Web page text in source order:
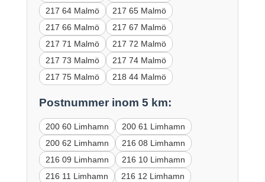
217 64 Malmö
217 65 Malmö
217 66 Malmö
217 67 Malmö
217 71 Malmö
217 72 Malmö
217 73 Malmö
217 74 Malmö
217 75 Malmö
218 44 Malmö
Postnummer inom 5 km:
200 60 Limhamn
200 61 Limhamn
200 62 Limhamn
216 08 Limhamn
216 09 Limhamn
216 10 Limhamn
216 11 Limhamn
216 12 Limhamn